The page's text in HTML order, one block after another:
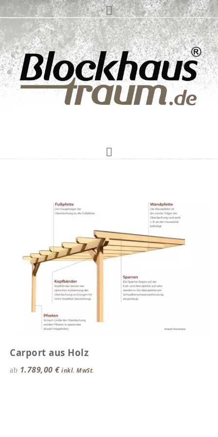
Carport aus Holz
ab 1.789,00 €